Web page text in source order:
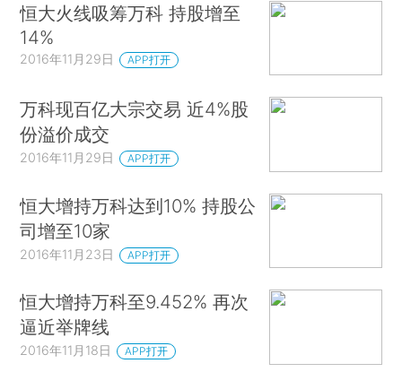
恒大火线吸筹万科 持股增至
14%
2016年11月29日 APP打开
万科现百亿大宗交易 近4%股
份溢价成交
2016年11月29日 APP打开
恒大增持万科达到10% 持股公
司增至10家
2016年11月23日 APP打开
恒大增持万科至9.452% 再次
逼近举牌线
2016年11月18日 APP打开